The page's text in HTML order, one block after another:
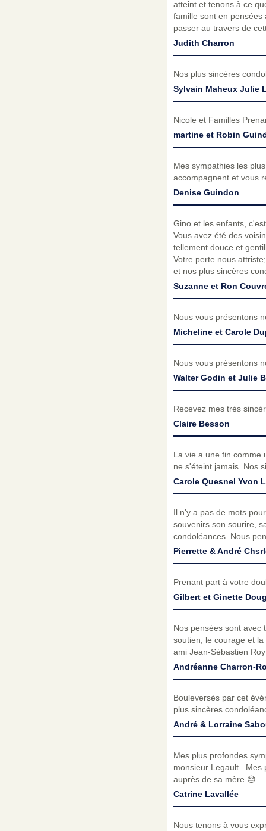
atteint et tenons à ce
famille sont en pensées
passer au travers de
Judith Charron
Nos plus sincères
Sylvain Maheux Julie
Nicole et Familles
martine et Robin
Mes sympathies les
accompagnent et vous
Denise Guindon
Gino et les enfants,
Vous avez été des
tellement douce et
Votre perte nous
et nos plus sincères
Suzanne et Ron
Nous vous présentons
Micheline et Carole
Nous vous présentons
Walter Godin et Julie
Recevez mes très
Claire Besson
La vie a une fin comme
ne s'éteint jamais. Nos
Carole Quesnel Yvon
Il n'y a pas de mots
souvenirs son sourire,
condoléances. Nous
Pierrette & André
Prenant part à votre
Gilbert et Ginette
Nos pensées sont avec
soutien, le courage et
ami Jean-Sébastien Roy
Andréanne Charron-
Bouleversés par cet
plus sincères
André & Lorraine
Mes plus profondes
monsieur Legault . Mes
auprès de sa mère 😔
Catrine Lavallée
Nous tenons à vous